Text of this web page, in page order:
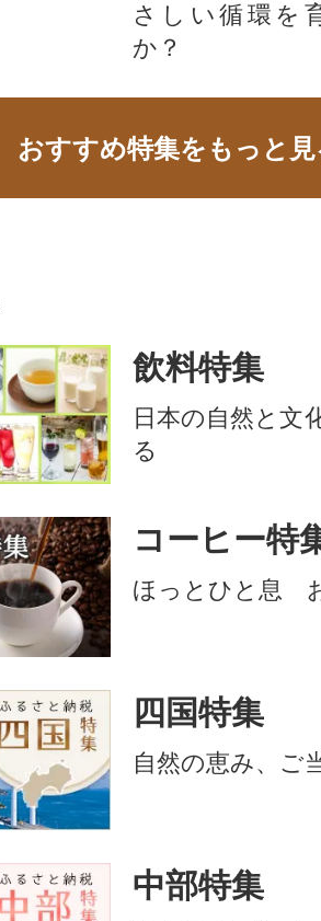
さしい循環を
か？​
おすすめ特集をもっと
飲料特集
日本の自然と文
る
コーヒー特
ほっとひと息
四国特集
自然の恵み、ご
中部特集